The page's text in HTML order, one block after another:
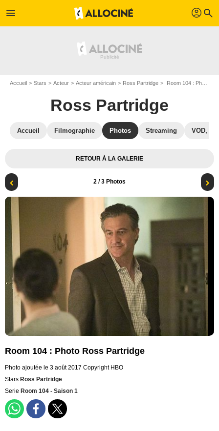
menu profil search
Accueil Stars Acteur Acteur américain Ross Partridge Room 104 : Photo Ross Partridge
Ross Partridge
Accueil Filmographie Photos Streaming VOD,
RETOUR À LA GALERIE
2 / 3 Photos
Room 104 : Photo Ross Partridge
Photo ajoutée le 3 août 2017 Copyright HBO
Stars Ross Partridge
Serie Room 104 - Saison 1